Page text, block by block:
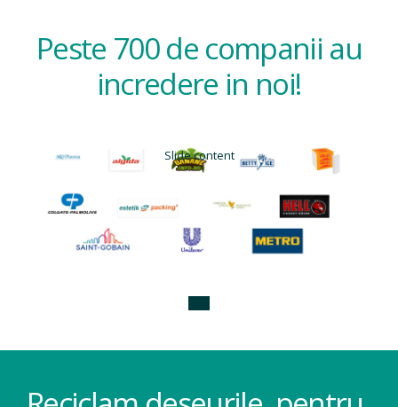
Peste 700 de companii au
incredere in noi!
Slide content